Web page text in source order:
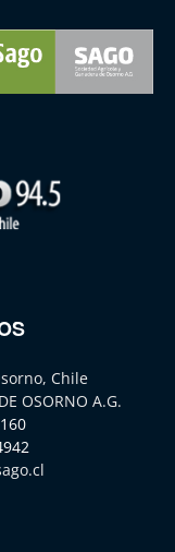
Chile
OSORNO A.G.